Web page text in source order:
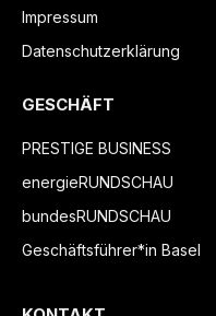
Impressum
Datenschutzerklärung
GESCHÄFT
PRESTIGE BUSINESS
energieRUNDSCHAU
bundesRUNDSCHAU
Geschäftsführer*in Basel